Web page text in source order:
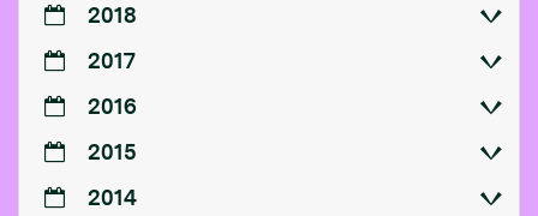
2018
2017
2016
2015
2014